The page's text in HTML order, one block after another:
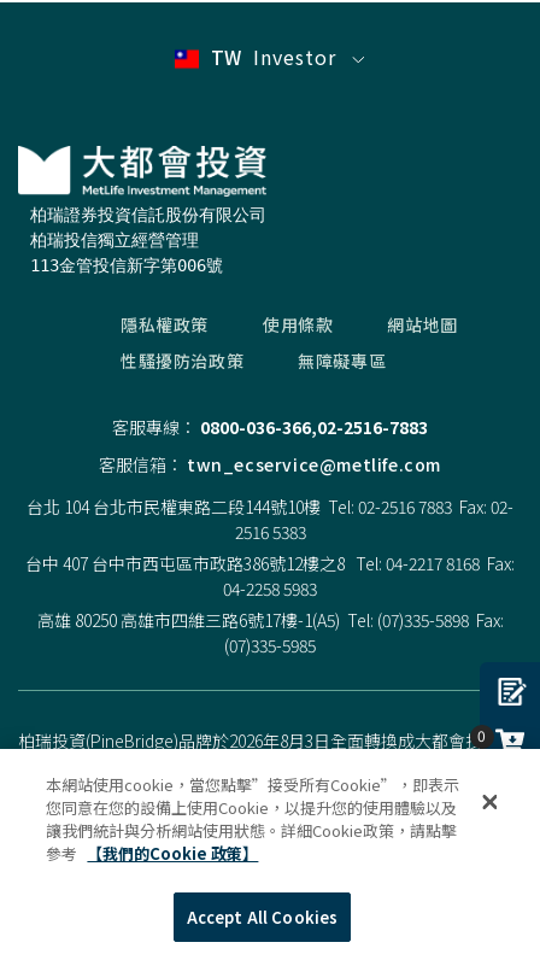
TW Investor
柏瑞證券投資信託股份有限公司
柏瑞投信獨立經營管理
113金管投信新字第006號
隱私權政策 使用條款
網站地圖
性騷擾防治政策
無障礙專區
客服專線： 0800-036-366,02-2516-7883
客服信箱： twn_ecservice@metlife.com
台北 104 台北市民權東路二段144號10樓 Tel: 02-2516 7883 Fax: 02-
2516 5383
台中 407 台中市西屯區市政路386號12樓之8 Tel: 04-2217 8168 Fax:
04-2258 5983
高雄 80250 高雄市四維三路6號17樓-1(A5) Tel: (07)335-5898 Fax:
(07)335-5985
柏瑞投資(PineBridge)品牌於2026年8月3日全面轉換成大都會投資
司（MetLife, Inc.）旗下的投資管理機構。MIM是一個由多家國際公司
組成的集團，致力於向全球客戶提供專業投資建議，並銷售資產管
理產品與解決方案。
基金經金管會核准或同意生效，惟不表示絕無風險。基金經理公司
以往之經理績效不保證基金之最低投資收益；基金經理公司除盡善
完全展開
Copyright © 2020 PineBridge Investments. All Rights Reserved.
0
本網站使用cookie，當您點擊”接受所有Cookie”，即表示
您同意在您的設備上使用Cookie，以提升您的使用體驗以及
讓我們統計與分析網站使用狀態。詳細Cookie政策，請點擊
參考
【我們的Cookie 政策】
Accept All Cookies